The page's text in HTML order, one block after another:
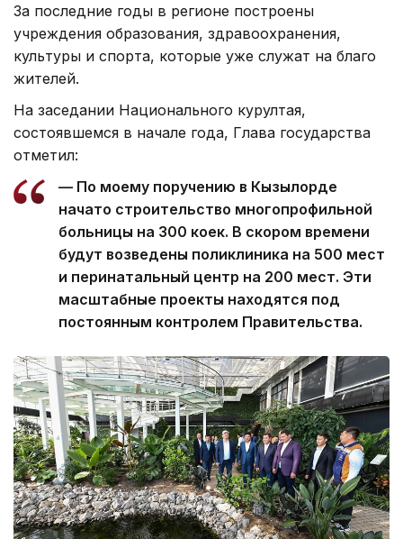
За последние годы в регионе построены
учреждения образования, здравоохранения,
культуры и спорта, которые уже служат на благо
жителей.
На заседании Национального курултая,
состоявшемся в начале года, Глава государства
отметил:
— По моему поручению в Кызылорде
начато строительство многопрофильной
больницы на 300 коек. В скором времени
будут возведены поликлиника на 500 мест
и перинатальный центр на 200 мест. Эти
масштабные проекты находятся под
постоянным контролем Правительства.